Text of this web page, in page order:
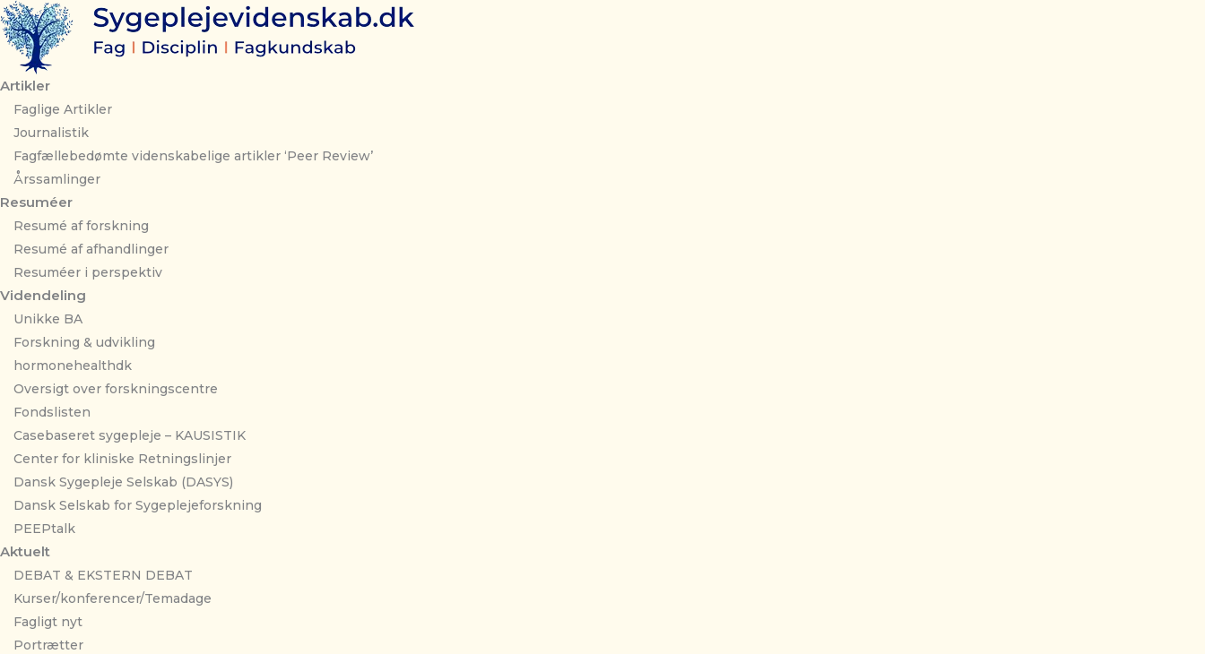
Gå
til
indholdet
Artikler
Faglige Artikler
Journalistik
Fagfællebedømte videnskabelige artikler ‘Peer Review’
Årssamlinger
Resuméer
Resumé af forskning
Resumé af afhandlinger
Resuméer i perspektiv
Videndeling
Unikke BA
Forskning & udvikling
hormonehealthdk
Oversigt over forskningscentre
Fondslisten
Casebaseret sygepleje – KAUSISTIK
Center for kliniske Retningslinjer
Dansk Sygepleje Selskab (DASYS)
Dansk Selskab for Sygeplejeforskning
PEEPtalk
Aktuelt
DEBAT & EKSTERN DEBAT
Kurser/konferencer/Temadage
Fagligt nyt
Portrætter